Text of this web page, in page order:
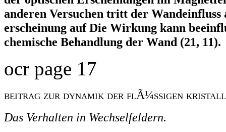
anderen Versuchen tritt der Wandeinfluss
erscheinung auf Die Wirkung kann
chemische Behandlung der Wand (21, 11).
ocr page 17
beitrag zur dynamik der flÃ¼ssigen
Das Verhalten in Wechselfeldern.